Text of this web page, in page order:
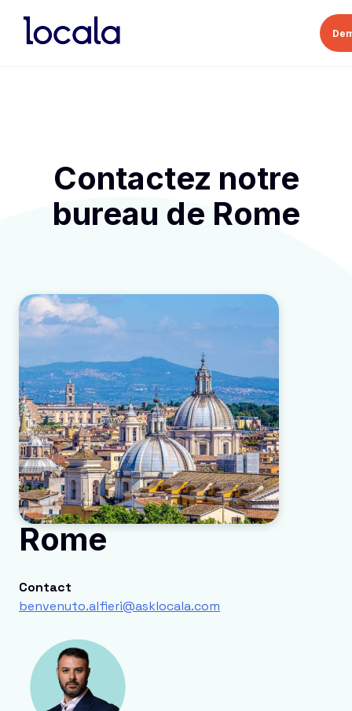
Contactez notre
bureau de Rome
Rome
Contact
benvenuto.alfieri@asklocala.com